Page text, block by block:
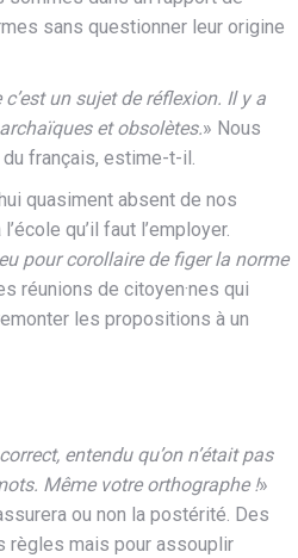
sans questionner leur origine
un sujet de réflexion. Il y a
et obsolètes.» Nous
français, estime-t-il.
quasiment absent de nos
qu’il faut l’employer.
pour corollaire de figer la norme
réunions de citoyen·nes qui
les propositions à un
entendu qu’on n’était pas
Même votre orthographe !»
ou non la postérité. Des
règles mais pour assouplir